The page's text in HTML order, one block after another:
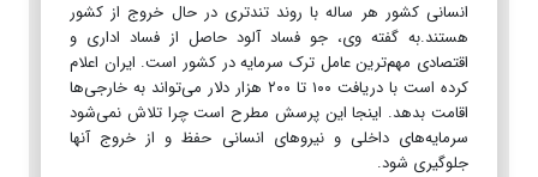
انسانی کشور هر ساله با روند تندتری در حال خروج از کشور
هستند.به گفته وی، جو فساد آلود حاصل از فساد اداری و
اقتصادی مهم‌ترین عامل ترک سرمایه در کشور است. ایران اعلام
کرده است با دریافت ۱۰۰ تا ۲۰۰ هزار دلار می‌تواند به خارجی‌ها
اقامت بدهد. اینجا این پرسش مطرح است چرا تلاش نمی‌شود
سرمایه‌های داخلی و نیروهای انسانی حفظ و از خروج آنها
جلوگیری شود.